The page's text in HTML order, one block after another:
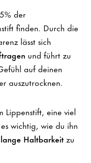
der
finden. Durch die
lässt sich
und führt zu
auf deinen
auszutrocknen.
Lippenstift, eine viel
wichtig, wie du ihn
lange Haltbarkeitzu